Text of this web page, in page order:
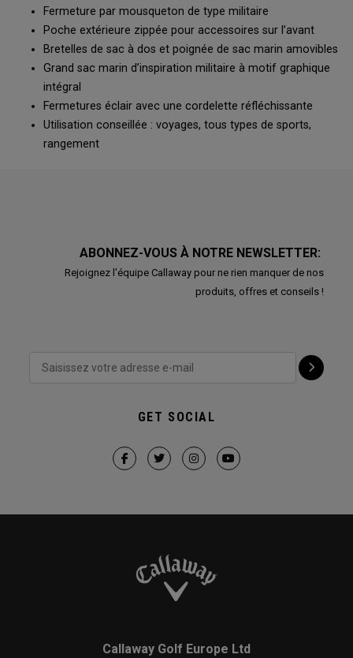
Fermeture par mousqueton de type militaire
Poche extérieure zippée pour accessoires sur l’avant
Bretelles de sac à dos et poignée de sac marin amovibles
Grand sac marin d’inspiration militaire à motif graphique
intégral
Fermetures éclair avec une cordelette réfléchissante
Utilisation conseillée : voyages, tous types de sports,
rangement
ABONNEZ-VOUS À NOTRE NEWSLETTER:
Rejoignez l'équipe Callaway pour ne rien manquer de nos
produits, offres et conseils !
GET SOCIAL
Callaway Golf Europe Ltd